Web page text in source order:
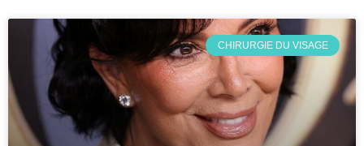
CHIRURGIE DU VISAGE
×